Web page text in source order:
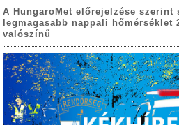
A HungaroMet előrejelzése szerint
legmagasabb nappali hőmérséklet
valószínű